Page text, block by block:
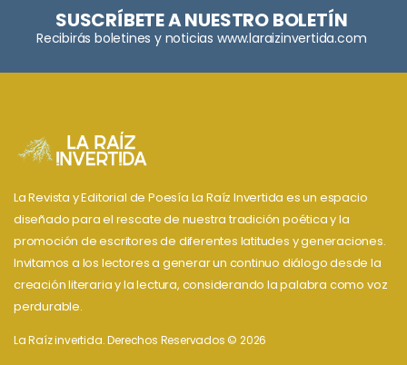
SUSCRÍBETE A NUESTRO BOLETÍN
Recibirás boletines y noticias www.laraizinvertida.com
La Revista y Editorial de Poesía La Raíz Invertida es un espacio
diseñado para el rescate de nuestra tradición poética y la
promoción de escritores de diferentes latitudes y generaciones.
Invitamos a los lectores a generar un continuo diálogo desde la
creación literaria y la lectura, considerando la palabra como voz
perdurable.
La Raíz invertida. Derechos Reservados © 2026